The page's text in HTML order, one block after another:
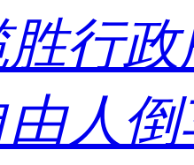
行
人